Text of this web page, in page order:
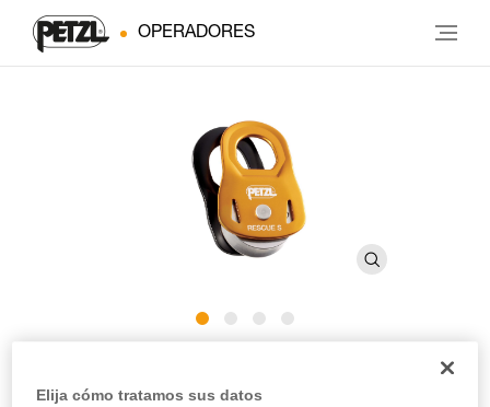
OPERADORES
Elija cómo tratamos sus datos